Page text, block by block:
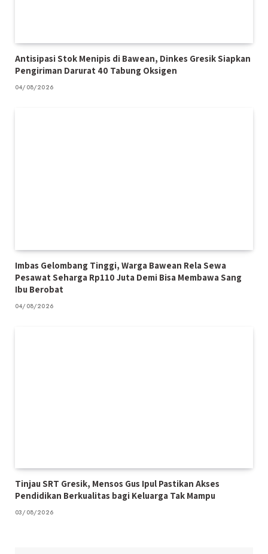
Antisipasi Stok Menipis di Bawean, Dinkes Gresik Siapkan
Pengiriman Darurat 40 Tabung Oksigen
04/08/2026
Imbas Gelombang Tinggi, Warga Bawean Rela Sewa
Pesawat Seharga Rp110 Juta Demi Bisa Membawa Sang
Ibu Berobat
04/08/2026
Tinjau SRT Gresik, Mensos Gus Ipul Pastikan Akses
Pendidikan Berkualitas bagi Keluarga Tak Mampu
03/08/2026